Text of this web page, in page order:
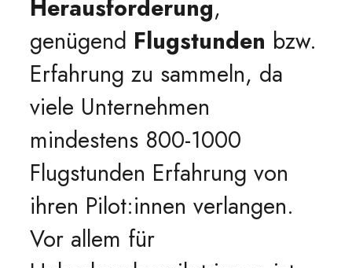
Herausforderung,
genügend Flugstunden bzw.
Erfahrung zu sammeln, da
viele Unternehmen
mindestens 800-1000
Flugstunden Erfahrung von
ihren Pilot:innen verlangen.
Vor allem für